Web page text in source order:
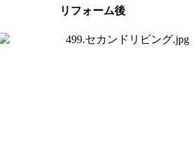
リフォーム後